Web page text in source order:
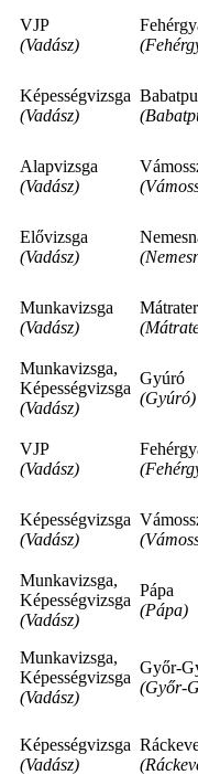
VJP
(Vadász)
Képességvizsga
(Vadász)
Alapvizsga
(Vadász)
Elővizsga
(Vadász)
Munkavizsga
(Vadász)
Munkavizsga,
Képességvizsga
(Vadász)
Gyúró
(Gyúró)
VJP
(Vadász)
Képességvizsga
(Vadász)
Munkavizsga,
Képességvizsga
(Vadász)
Pápa
(Pápa)
Munkavizsga,
Képességvizsga
(Vadász)
Győr-
(Győr-
Képességvizsga
(Vadász)